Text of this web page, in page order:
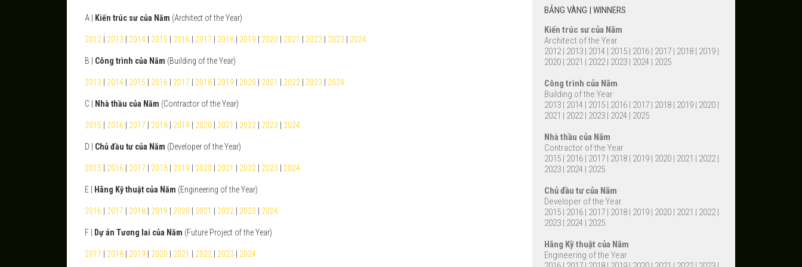
A | Kiến trúc sư của Năm (Architect of the Year)
2012 2013 2014 2015 2016 2017 2018 2019 2020 2021 2022 2023 2024
B | Công trình của Năm (Building of the Year)
2013 2014 2015 2016 2017 2018 2019 2020 2021 2022 2023 2024
C | Nhà thầu của Năm (Contractor of the Year)
2015 2016 2017 2018 2019 2020 2021 2022 2023 2024
D | Chủ đầu tư của Năm (Developer of the Year)
2015 2016 2017 2018 2019 2020 2021 2022 2023 2024
E | Hãng Kỹ thuật của Năm (Engineering of the Year)
2016 2017 2018 2019 2020 2021 2022 2023 2024
F | Dự án Tương lai của Năm (Future Project of the Year)
2017 2018 2019 2020 2021 2022 2023 2024
BẢNG VÀNG | WINNERS
Kiến trúc sư của Năm
Architect of the Year
2012| 2013 | 2014 | 2015 | 2016 | 2017 | 2018 | 2019 |
2020 | 2021 | 2022| 2023 | 2024 | 2025
Công trình của Năm
Building of the Year
2013 | 2014 | 2015 | 2016 | 2017 | 2018 | 2019 | 2020 |
2021 | 2022| 2023 | 2024 | 2025
Nhà thầu của Năm
Contractor of the Year
2015 | 2016 | 2017 | 2018 | 2019 | 2020 | 2021 | 2022|
2023 | 2024 | 2025
Chủ đầu tư của Năm
Developer of the Year
2015 | 2016 | 2017 | 2018 | 2019 | 2020 | 2021 | 2022|
2023 | 2024 | 2025
Hãng Kỹ thuật của Năm
Engineering of the Year